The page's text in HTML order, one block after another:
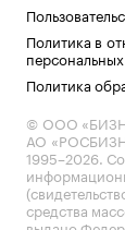
Политика в
Политика
© ООО
АО
1995–2026.
средства